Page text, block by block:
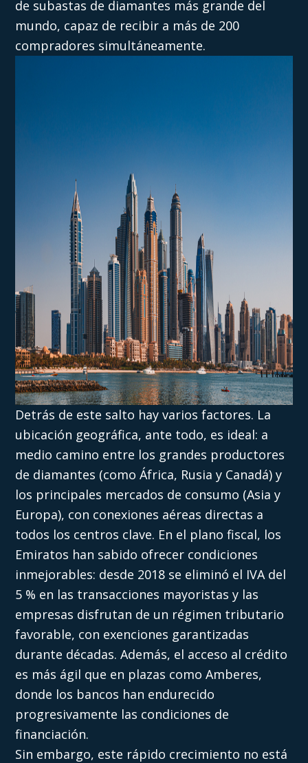
de subastas de diamantes más grande del
mundo, capaz de recibir a más de 200
compradores simultáneamente.
Detrás de este salto hay varios factores. La
ubicación geográfica, ante todo, es ideal: a
medio camino entre los grandes productores
de diamantes (como África, Rusia y Canadá) y
los principales mercados de consumo (Asia y
Europa), con conexiones aéreas directas a
todos los centros clave. En el plano fiscal, los
Emiratos han sabido ofrecer condiciones
inmejorables: desde 2018 se eliminó el IVA del
5 % en las transacciones mayoristas y las
empresas disfrutan de un régimen tributario
favorable, con exenciones garantizadas
durante décadas. Además, el acceso al crédito
es más ágil que en plazas como Amberes,
donde los bancos han endurecido
progresivamente las condiciones de
financiación.
Sin embargo, este rápido crecimiento no está